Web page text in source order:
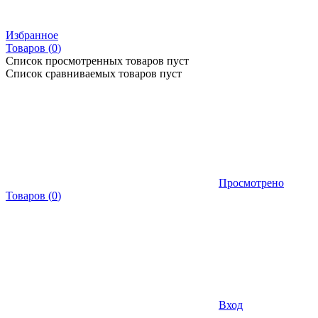
Избранное
Товаров (0)
Список просмотренных товаров пуст
Список сравниваемых товаров пуст
Просмотрено
Товаров (0)
Вход